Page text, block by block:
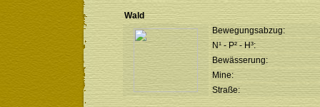
Wald
Bewegungsabzug:
N¹ - P² - H³:
Bewässerung:
Mine:
Straße: